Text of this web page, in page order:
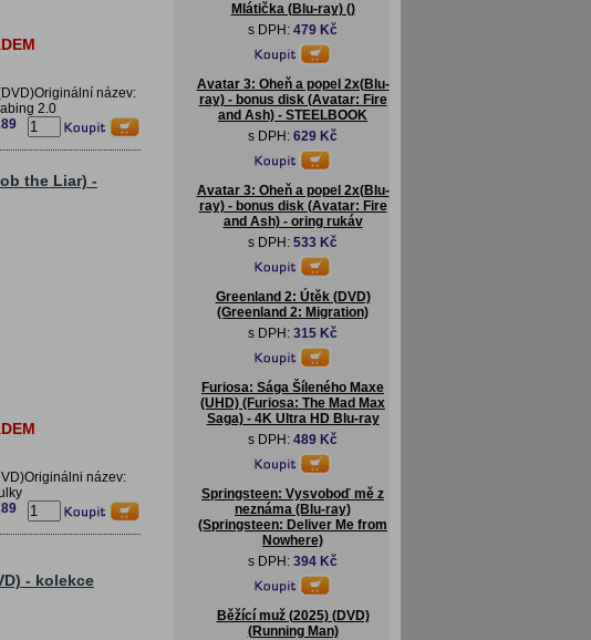
název:
2.0
the Liar) -
název:
- kolekce
Mlátička (Blu-ray) ()
s DPH: 479 Kč
Avatar 3: Oheň a popel 2x(Blu-
ray) - bonus disk (Avatar: Fire
and Ash) - STEELBOOK
s DPH: 629 Kč
Avatar 3: Oheň a popel 2x(Blu-
ray) - bonus disk (Avatar: Fire
and Ash) - oring rukáv
s DPH: 533 Kč
Greenland 2: Útěk (DVD)
(Greenland 2: Migration)
s DPH: 315 Kč
Furiosa: Sága Šíleného Maxe
(UHD) (Furiosa: The Mad Max
Saga) - 4K Ultra HD Blu-ray
s DPH: 489 Kč
Springsteen: Vysvoboď mě z
neznáma (Blu-ray)
(Springsteen: Deliver Me from
Nowhere)
s DPH: 394 Kč
Běžící muž (2025) (DVD)
(Running Man)